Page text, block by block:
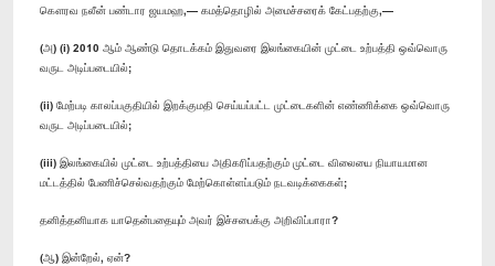
கௌரவ நலீன் பண்டார ஜயமஹ,— கமத்தொழில் அமைச்சரைக் கேட்பதற்கு,—
(அ) (i) 2010 ஆம் ஆண்டு தொடக்கம் இதுவரை இலங்கையின் முட்டை உற்பத்தி ஒவ்வொரு
வருட அடிப்படையில்;
(ii) மேற்படி காலப்பகுதியில் இறக்குமதி செய்யப்பட்ட முட்டைகளின் எண்ணிக்கை ஒவ்வொரு
வருட அடிப்படையில்;
(iii) இலங்கையில் முட்டை உற்பத்தியை அதிகரிப்பதற்கும் முட்டை விலையை நியாயமான
மட்டத்தில் பேணிச்செல்வதற்கும் மேற்கொள்ளப்படும் நடவடிக்கைகள்;
தனித்தனியாக யாதென்பதையும் அவர் இச்சபைக்கு அறிவிப்பாரா?
(ஆ) இன்றேல், ஏன்?